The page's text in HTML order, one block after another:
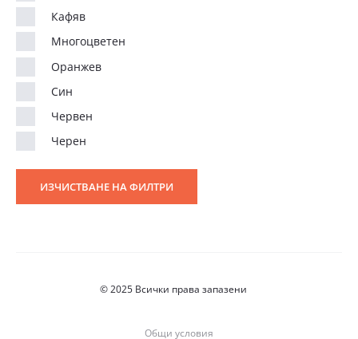
Кафяв
Многоцветен
Оранжев
Син
Червен
Черен
ИЗЧИСТВАНЕ НА ФИЛТРИ
© 2025 Всички права запазени
Общи условия